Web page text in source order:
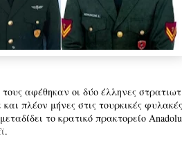
αφέθηκαν οι δύο έλληνες
πλέον μήνες στις τουρκικές
το κρατικό πρακτορείο
.